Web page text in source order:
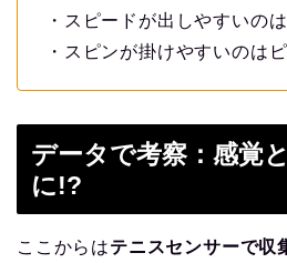
・スピードが出しやすいの
・スピンが掛けやすいのは
データで考察：感覚
に!?
ここからはテニスセンサーで収